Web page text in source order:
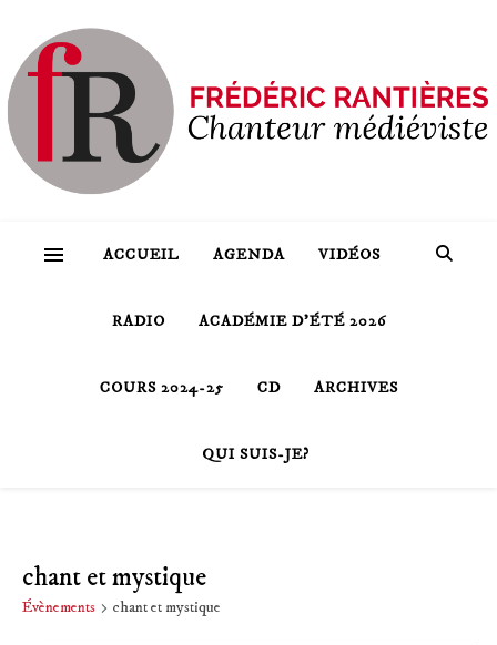
ACCUEIL AGENDA VIDÉOS
RADIO ACADÉMIE D’ÉTÉ 2026
COURS 2024-25 CD ARCHIVES
QUI SUIS-JE?
chant et mystique
Évènements chant et mystique